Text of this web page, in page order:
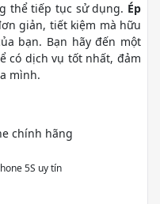
thể tiếp tục sử dụng. Ép
giản, tiết kiệm mà hữu
bạn. Bạn hãy đến một
có dịch vụ tốt nhất, đảm
mình.
5S uy tín